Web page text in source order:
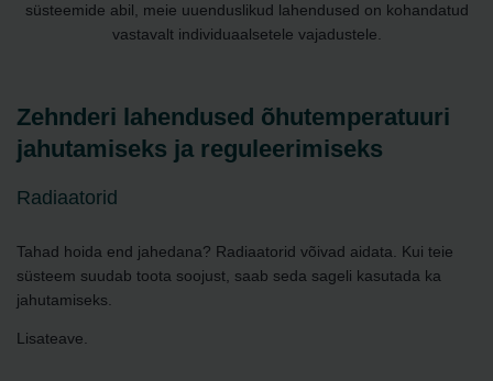
süsteemide abil, meie uuenduslikud lahendused on kohandatud
vastavalt individuaalsetele vajadustele.
Zehnderi lahendused õhutemperatuuri
jahutamiseks ja reguleerimiseks
Radiaatorid
Tahad hoida end jahedana? Radiaatorid võivad aidata. Kui teie
süsteem suudab toota soojust, saab seda sageli kasutada ka
jahutamiseks.
Lisateave.